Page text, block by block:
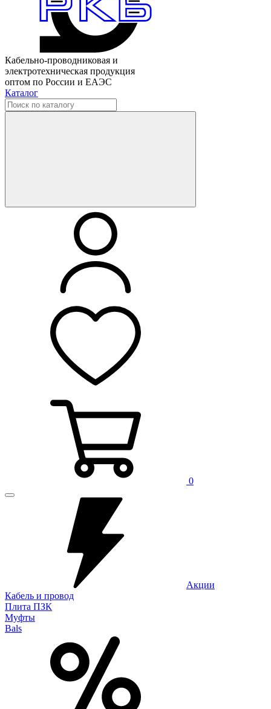
Кабельно-проводниковая и
электротехническая продукция
оптом по России и ЕАЭС
Каталог
0
Акции
Кабель и провод
Плита ПЗК
Муфты
Bals